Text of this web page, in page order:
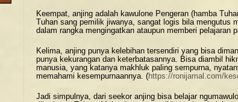
Keempat, anjing adalah kawulone Pengeran (hamba
Tuhan sang pemilik jiwanya, sangat logis bila mengutus
dalam rangka mengingatkan ataupun memberi pelajaran
Kelima, anjing punya kelebihan tersendiri yang bisa
punya kekurangan dan keterbatasannya. Bisa diambil
manusia, yang katanya makhluk paling sempurna,
memahami kesempurnaannya. (https://ronijamal.com/
Jadi simpulnya, dari seekor anjing bisa belajar